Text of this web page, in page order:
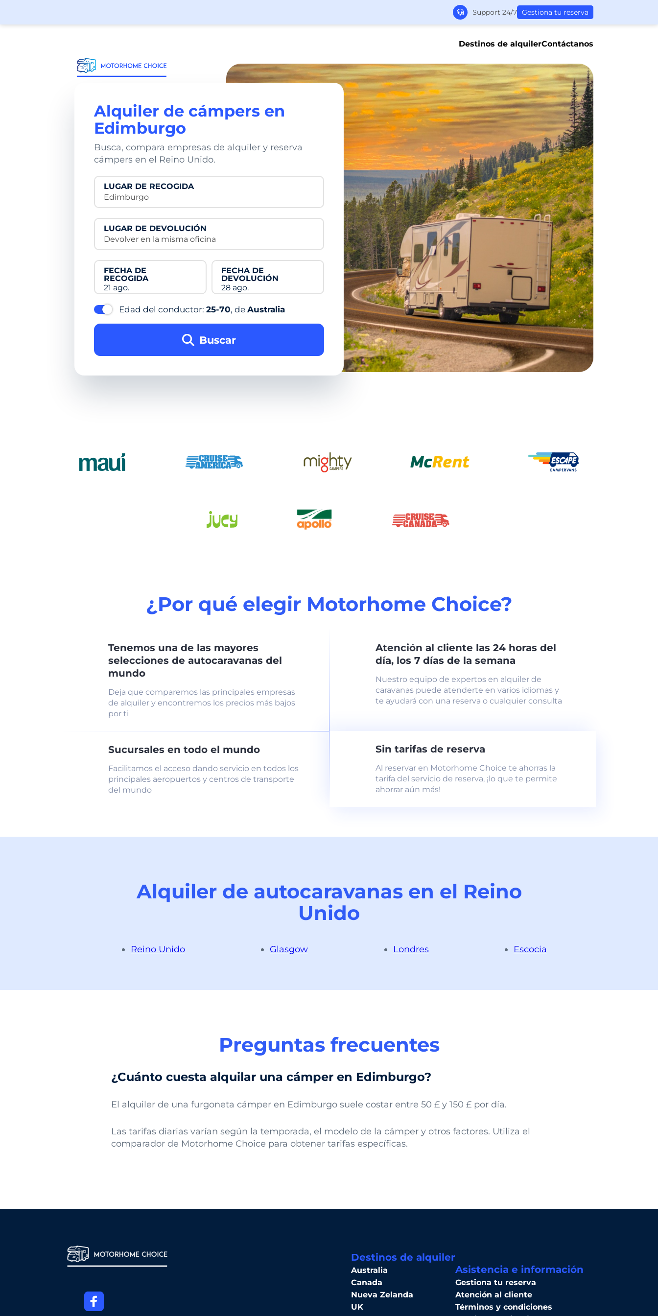
Support 24/7 Gestiona tu reserva
Destinos de alquilerContáctanos
Alquiler de cámpers en
Edimburgo
Busca, compara empresas de alquiler y reserva
cámpers en el Reino Unido.
LUGAR DE RECOGIDA
Edimburgo
LUGAR DE DEVOLUCIÓN
Devolver en la misma oficina
FECHA DE
RECOGIDA
21 ago.
FECHA DE
DEVOLUCIÓN
28 ago.
Edad del conductor: 25-70, de Australia
Buscar
¿Por qué elegir Motorhome Choice?
Tenemos una de las mayores
selecciones de autocaravanas del
mundo
Deja que comparemos las principales empresas
de alquiler y encontremos los precios más bajos
por ti
Atención al cliente las 24 horas del
día, los 7 días de la semana
Nuestro equipo de expertos en alquiler de
caravanas puede atenderte en varios idiomas y
te ayudará con una reserva o cualquier consulta
Sucursales en todo el mundo
Facilitamos el acceso dando servicio en todos los
principales aeropuertos y centros de transporte
del mundo
Sin tarifas de reserva
Al reservar en Motorhome Choice te ahorras la
tarifa del servicio de reserva, ¡lo que te permite
ahorrar aún más!
Alquiler de autocaravanas en el Reino
Unido
Reino Unido Glasgow Londres Escocia
Preguntas frecuentes
¿Cuánto cuesta alquilar una cámper en Edimburgo?
El alquiler de una furgoneta cámper en Edimburgo suele costar entre 50 £ y 150 £ por día.
Las tarifas diarias varían según la temporada, el modelo de la cámper y otros factores. Utiliza el
comparador de Motorhome Choice para obtener tarifas específicas.
Destinos de alquiler
Australia
Canada
Nueva Zelanda
UK
Asistencia e información
Gestiona tu reserva
Atención al cliente
Términos y condiciones